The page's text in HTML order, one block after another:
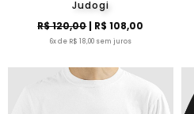
Judogi
R$ 120,00| R$ 108,00
6x de R$ 18,00 sem juros